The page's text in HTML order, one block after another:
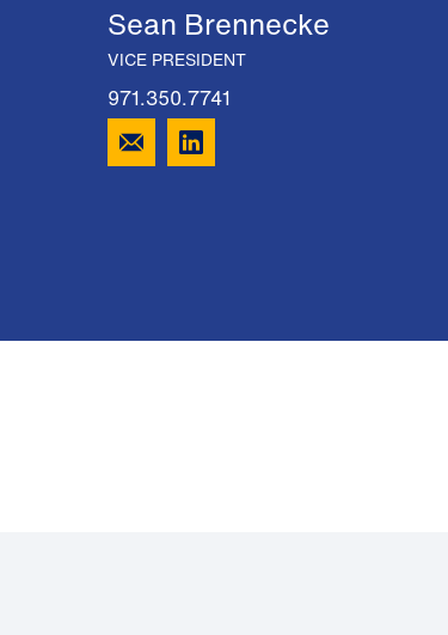
Sean Brennecke
VICE PRESIDENT
971.350.7741